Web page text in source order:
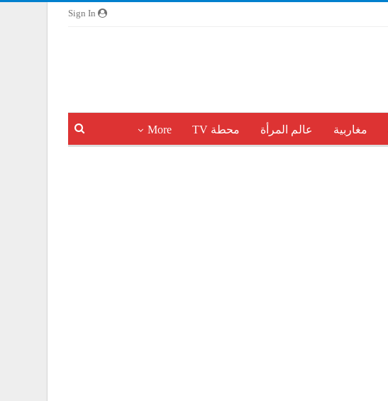
مغاربية عالم المرأة محطة TV More